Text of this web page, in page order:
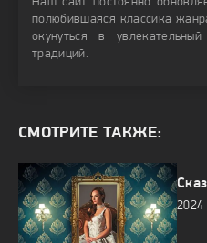
полюбившаяся классика
окунуться в
традиций.
СМОТРИТЕ ТАКЖЕ:
2024